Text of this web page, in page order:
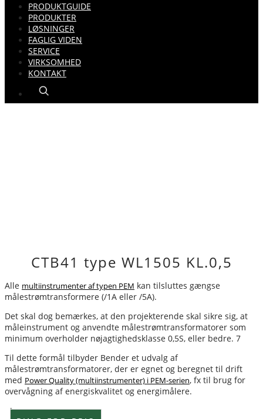
PRODUKTGUIDE
PRODUKTER
LØSNINGER
FAGLIG VIDEN
SERVICE
VIRKSOMHED
KONTAKT
CTB41 type WL150­5 KL.0,5
Alle multiinstrumenter af typen PEM kan tilsluttes gængse
målestrømtransformere (/1A eller /5A).
Det skal dog bemærkes, at den projekterende skal sikre sig, at
måleinstrument og anvendte målestrømtransformatorer som
minimum overholder nøjagtighedsklasse 0,5S, eller bedre. 7
Til dette formål tilbyder Bender et udvalg af
målestrømtransformatorer, der er egnet og beregnet til drift
med Power Quality (multiinstrumenter) i PEM-serien, fx til brug for
overvågning af energiskvalitet og energimålere.
Lagervare